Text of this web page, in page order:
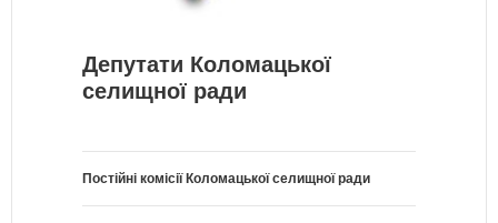
Депутати Коломацької
селищної ради
Постійні комісії Коломацької селищної ради